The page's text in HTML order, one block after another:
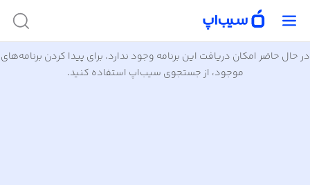
در حال حاضر امکان دریافت این برنامه وجود ندارد. برای پیدا کردن برنامه‌های
موجود، از جستجوی سیب‌اپ استفاده کنید.